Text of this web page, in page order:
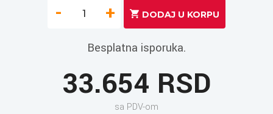
- +
Besplatna isporuka.
33.654 RSD
sa PDV-om